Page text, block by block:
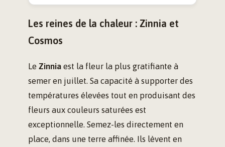
Les reines de la chaleur : Zinnia et
Cosmos
Le Zinnia est la fleur la plus gratifiante à
semer en juillet. Sa capacité à supporter des
températures élevées tout en produisant des
fleurs aux couleurs saturées est
exceptionnelle. Semez-les directement en
place, dans une terre affinée. Ils lèvent en